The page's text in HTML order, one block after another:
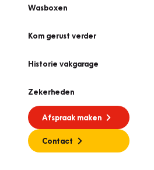
Wasboxen
Kom gerust verder
Historie vakgarage
Zekerheden
Afspraak maken
Contact